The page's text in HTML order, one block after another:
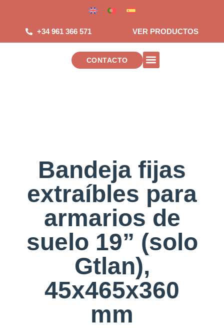
contenido
+34 961 366 571 VER PRODUCTOS
CONTACTO
Bandeja fijas
extraíbles para
armarios de
suelo 19” (solo
Gtlan),
45x465x360
mm